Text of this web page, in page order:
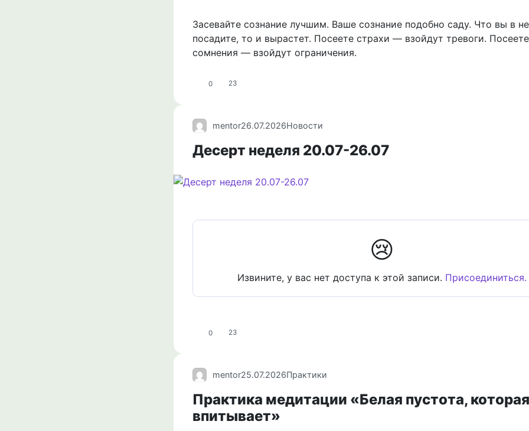
Засевайте сознание лучшим. Ваше сознание подобно саду. Что вы в
посадите, то и вырастет. Посеете страхи — взойдут тревоги. Посеете
сомнения — взойдут ограничения.
0 23
mentor26.07.2026Новости
Десерт неделя 20.07-26.07
😢
Извините, у вас нет доступа к этой записи. Присоединиться.
0 23
mentor25.07.2026Практики
Практика медитации «Белая пустота,
впитывает»